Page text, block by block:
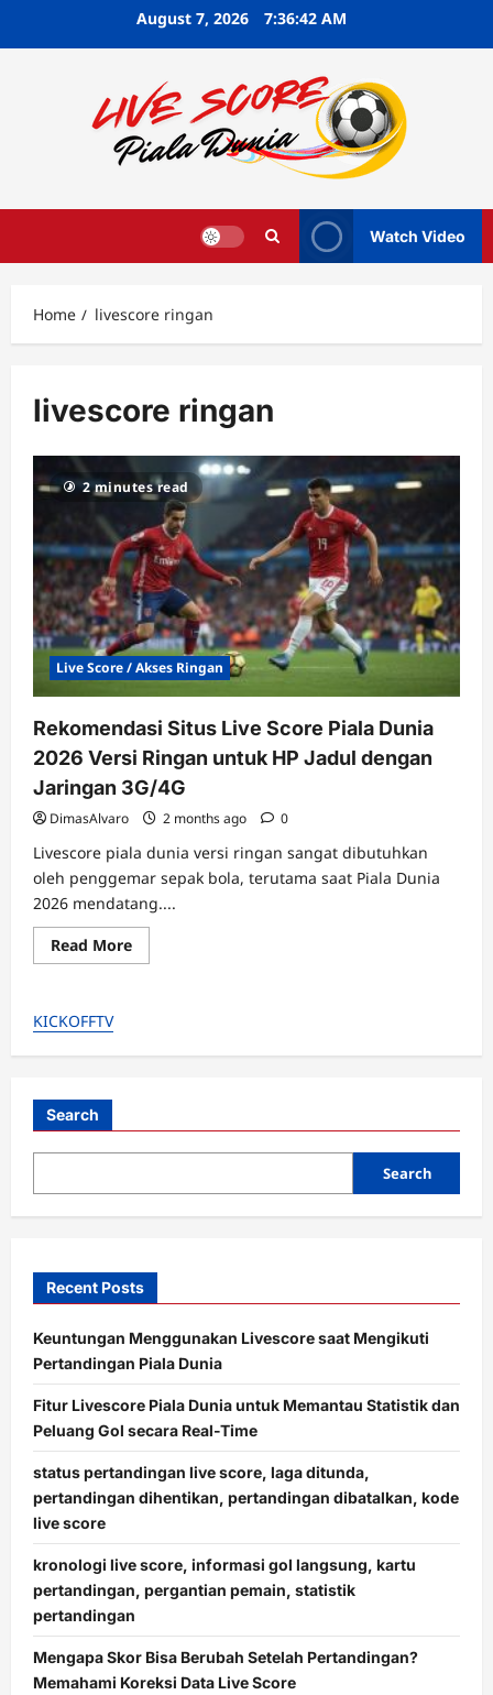
August 7, 2026 7:36:43 AM
Watch Video
Home livescore ringan
livescore ringan
2 minutes read
Live Score / Akses Ringan
Rekomendasi Situs Live Score Piala Dunia
2026 Versi Ringan untuk HP Jadul dengan
Jaringan 3G/4G
DimasAlvaro 2 months ago 0
Livescore piala dunia versi ringan sangat dibutuhkan
oleh penggemar sepak bola, terutama saat Piala Dunia
2026 mendatang....
Read MoreRead
more
Piala
untuk
Jadul
Jaringan
KICKOFFTV
Search
Search
Recent Posts
Keuntungan Menggunakan Livescore saat Mengikuti
Pertandingan Piala Dunia
Fitur Livescore Piala Dunia untuk Memantau Statistik dan
Peluang Gol secara Real-Time
status pertandingan live score, laga ditunda,
pertandingan dihentikan, pertandingan dibatalkan, kode
live score
kronologi live score, informasi gol langsung, kartu
pertandingan, pergantian pemain, statistik
pertandingan
Mengapa Skor Bisa Berubah Setelah Pertandingan?
Memahami Koreksi Data Live Score